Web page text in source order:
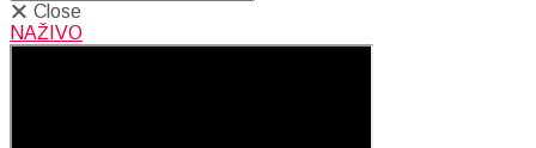
Close
NAŽIVO